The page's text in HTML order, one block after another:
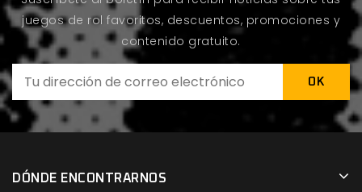
juegos de rol favoritos, descuentos, promociones y
contenido gratuito.
DÓNDE ENCONTRARNOS